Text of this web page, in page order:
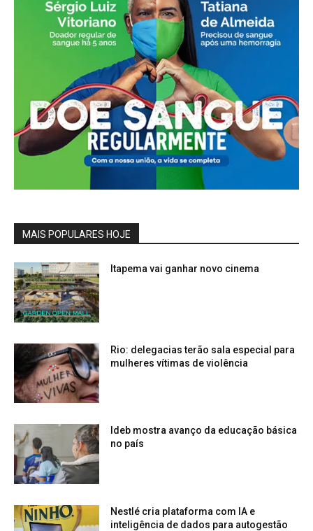
MAIS POPULARES HOJE
Itapema vai ganhar novo cinema
Rio: delegacias terão sala especial para
mulheres vítimas de violência
Ideb mostra avanço da educação básica
no país
Nestlé cria plataforma com IA e
inteligência de dados para autogestão